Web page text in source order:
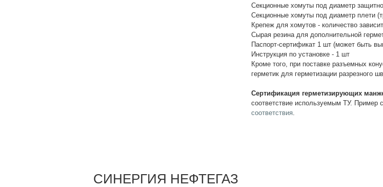
Секционные хомуты под диаметр
Секционные хомуты под диаметр плети
Крепеж для хомутов - количество
Сырая резина для дополнительной
Паспорт-сертификат 1 шт (может быть
Инструкция по установке - 1 шт
Кроме того, при поставке разъемных
герметик для герметизации разрезного
Сертификация герметизирующих
соответствие используемым ТУ. Пример
соответствия
СИНЕРГИЯ НЕФТЕГАЗ